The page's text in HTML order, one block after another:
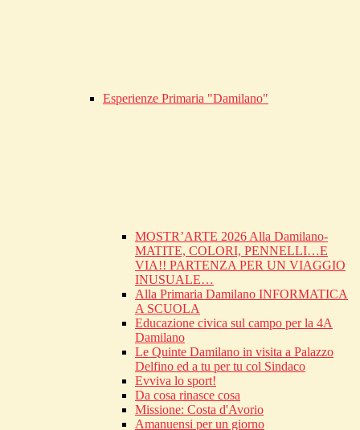
Esperienze Primaria "Damilano"
MOSTR’ARTE 2026 Alla Damilano-
MATITE, COLORI, PENNELLI…E
VIA!! PARTENZA PER UN VIAGGIO
INUSUALE…
Alla Primaria Damilano INFORMATICA
A SCUOLA
Educazione civica sul campo per la 4A
Damilano
Le Quinte Damilano in visita a Palazzo
Delfino ed a tu per tu col Sindaco
Evviva lo sport!
Da cosa rinasce cosa
Missione: Costa d'Avorio
Amanuensi per un giorno